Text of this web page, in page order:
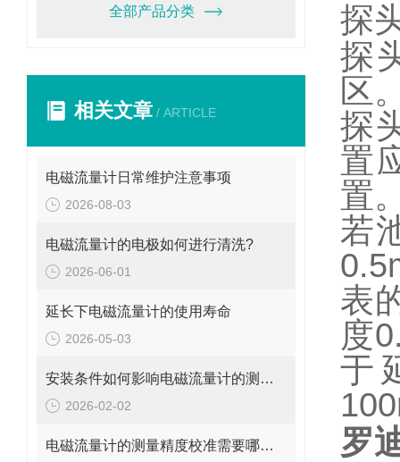
全部产品分类
相关文章 / ARTICLE
电磁流量计日常维护注意事项
2026-08-03
电磁流量计的电极如何进行清洗?
2026-06-01
延长下电磁流量计的使用寿命
2026-05-03
安装条件如何影响电磁流量计的测量精度?
2026-02-02
电磁流量计的测量精度校准需要哪些工具和设备?
探
探
区
探
置
置
若
表
度
于
罗